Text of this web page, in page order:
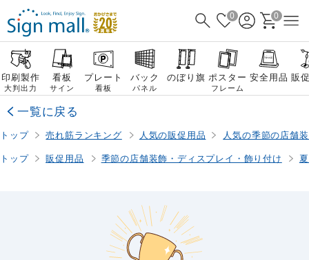
0 0
印刷製作
大判出力
看板
サイン
プレート
看板
バック
パネル
のぼり旗 ポスター
フレーム
安全用品 販
一覧に戻る
トップ 売れ筋ランキング 人気の販促用品
人気の季節の店舗
トップ
販促用品 季節の店舗装飾・ディスプレイ・飾り付け